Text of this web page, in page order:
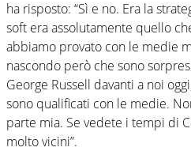
ha risposto: “Sì e no. Era la
soft era assolutamente quello
abbiamo provato con le medie
nascondo però che sono
George Russell davanti a noi
sono qualificati con le medie.
parte mia. Se vedete i tempi di
molto vicini”.